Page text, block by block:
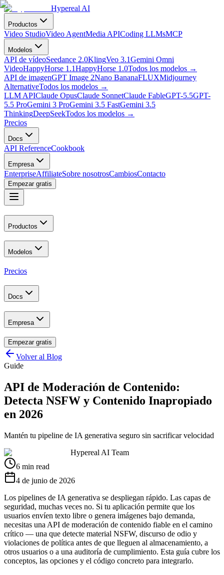
Hypereal AI
Productos
Video StudioVideo AgentMedia APICoding LLMsMCP
Modelos
API de vídeoSeedance 2.0KlingVeo 3.1Gemini Omni
VideoHappyHorse 1.1HappyHorse 1.0Todos los modelos →
API de imagenGPT Image 2Nano BananaFLUXMidjourney
AlternativeTodos los modelos →
LLM APIClaude OpusClaude SonnetClaude FableGPT-5.5GPT-
5.5 ProGemini 3 ProGemini 3.5 FastGemini 3.5
ThinkingDeepSeekTodos los modelos →
Precios
Docs
API ReferenceCookbook
Empresa
EnterpriseAffiliateSobre nosotrosCambiosContacto
Empezar gratis
Productos
Modelos
Precios
Docs
Empresa
Empezar gratis
Volver al Blog
Guide
API de Moderación de Contenido:
Detecta NSFW y Contenido Inapropiado
en 2026
Mantén tu pipeline de IA generativa seguro sin sacrificar velocidad
Hypereal AI Team
6 min read
4 de junio de 2026
Los pipelines de IA generativa se despliegan rápido. Las capas de
seguridad, muchas veces no. Si tu aplicación permite que los
usuarios envíen texto libre o genera imágenes bajo demanda,
necesitas una API de moderación de contenido fiable en el camino
crítico — una que detecte material NSFW, discurso de odio y
violaciones de política antes de que lleguen al almacenamiento, a
otros usuarios o a una auditoría de cumplimiento. Esta guía cubre los
conceptos, las opciones y el código concreto para integrarlo.